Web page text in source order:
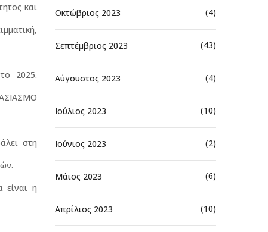
και
2025.
στη
είναι η
Οκτώβριος 2023 (4)
Σεπτέμβριος 2023 (43)
Αύγουστος 2023 (4)
Ιούλιος 2023 (10)
Ιούνιος 2023 (2)
Μάιος 2023 (6)
Απρίλιος 2023 (10)